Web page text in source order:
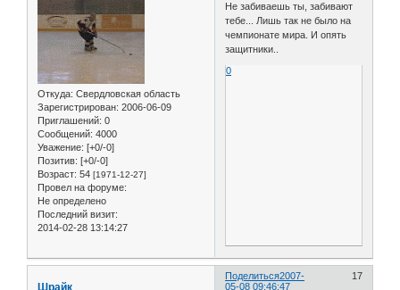
Откуда: Свердловская область
Зарегистрирован: 2006-06-09
Приглашений: 0
Сообщений: 4000
Уважение: [+0/-0]
Позитив: [+0/-0]
Возраст: 54 [1971-12-27]
Провел на форуме:
Не определено
Последний визит:
2014-02-28 13:14:27
Не забиваешь ты, забивают
тебе... Лишь так не было на
чемпионате мира. И опять
защитники..
0
Поделиться 17
2007-
05-08 09:46:47